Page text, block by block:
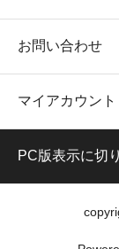
お問い合わせ
マイアカウント
PC版表示に切